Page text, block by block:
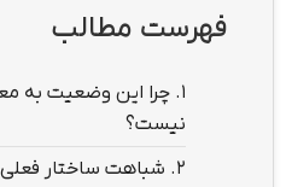
فهرست مطالب
1. چرا این وضعیت به‌
نیست؟
2.